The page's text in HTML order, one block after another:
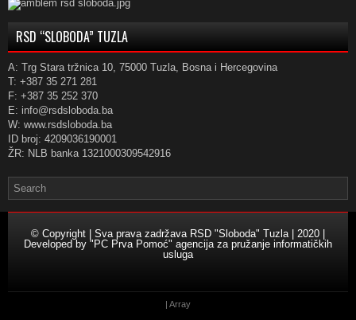
RSD “SLOBODA” TUZLA
A: Trg Stara tržnica 10, 75000 Tuzla, Bosna i Hercegovina
T: +387 35 271 281
F: +387 35 252 370
E: info@rsdsloboda.ba
W: www.rsdsloboda.ba
ID broj: 4209036190001
ŽR: NLB banka 1321000309542916
© Copyright | Sva prava zadržava RSD "Sloboda" Tuzla | 2020 |
Developed by "PC Prva Pomoć" agencija za pružanje informatičkih
usluga
| Array